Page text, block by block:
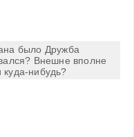
было Дружба
Внешне вполне
нибудь?